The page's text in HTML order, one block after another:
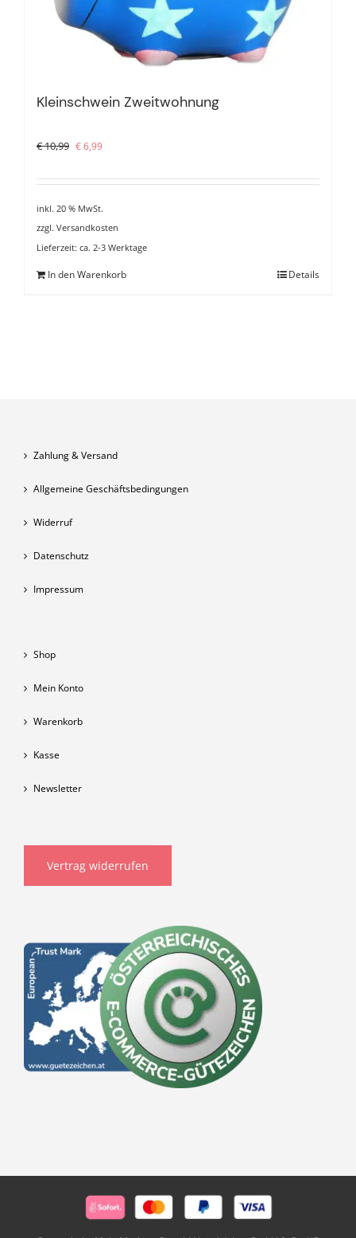
Kleinschwein Zweitwohnung
€10,99 Ursprünglicher
war:
€6,99Aktueller
ist:
inkl. 20 % MwSt.
zzgl. Versandkosten
Lieferzeit: ca. 2-3 Werktage
In den Warenkorb Details
Zahlung & Versand
Allgemeine Geschäftsbedingungen
Widerruf
Datenschutz
Impressum
Shop
Mein Konto
Warenkorb
Kasse
Newsletter
Vertrag widerrufen